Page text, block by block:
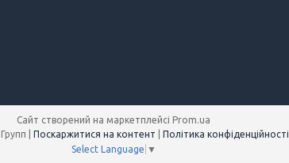
Сайт створений на маркетплейсі Prom.ua
Поскаржитися на контент
Політика конфіденційності
Select Language ▼